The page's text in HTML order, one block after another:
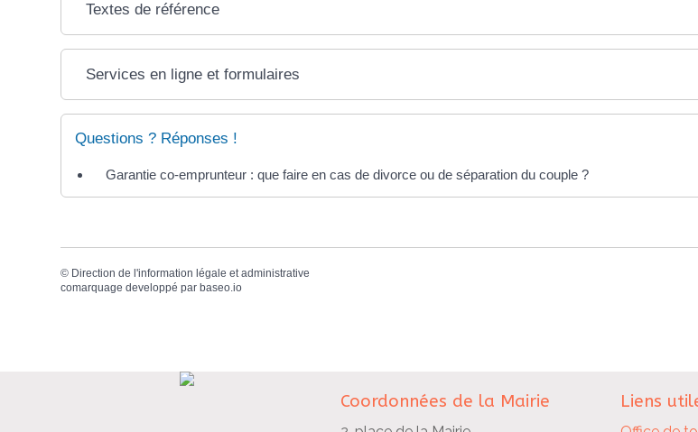
Textes de référence
Services en ligne et formulaires
Questions ? Réponses !
Garantie co-emprunteur : que faire en cas de divorce ou de séparation du couple ?
© Direction de l'information légale et administrative
comarquage developpé par baseo.io
Coordonnées de la Mairie Liens